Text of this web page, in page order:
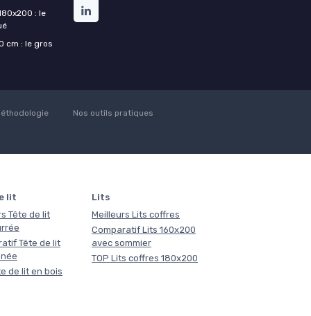
: le
cm : le gros
Nos outils pratiques
lit
Tête de lit
Tête de lit
de lit en bois
Lits
Meilleurs Lits coffres
Comparatif Lits 160x200
avec sommier
TOP Lits coffres 180x200